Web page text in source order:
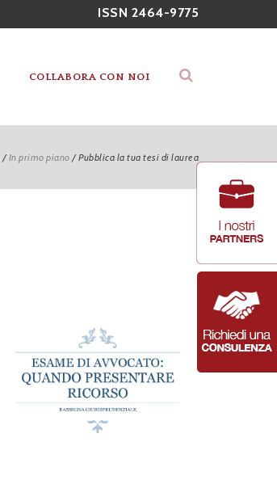
ISSN 2464-9775
COLLABORA CON NOI
/In primo piano /Pubblica la tua tesi di laurea